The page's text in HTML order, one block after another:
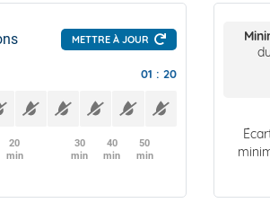
METTRE À JOUR
01 : 20
20
min
30
min
40
min
50
min